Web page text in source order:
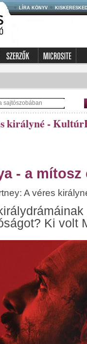
LÍRA KÖNYV
királyné -
- a mítosz
A véres
Ki volt